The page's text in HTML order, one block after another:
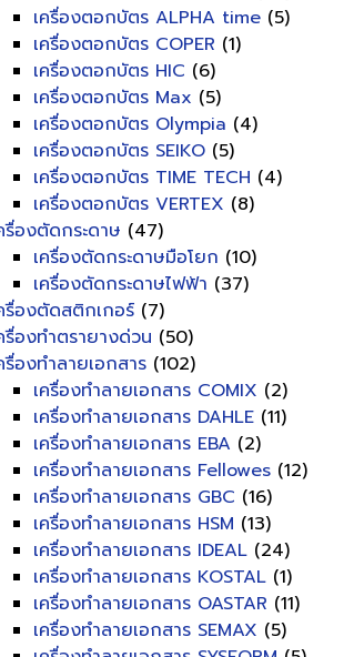
เครื่องตอกบัตร ALPHA time (5)
เครื่องตอกบัตร COPER (1)
เครื่องตอกบัตร HIC (6)
เครื่องตอกบัตร Max (5)
เครื่องตอกบัตร Olympia (4)
เครื่องตอกบัตร SEIKO (5)
เครื่องตอกบัตร TIME TECH (4)
เครื่องตอกบัตร VERTEX (8)
รื่องตัดกระดาษ (47)
เครื่องตัดกระดาษมือโยก (10)
เครื่องตัดกระดาษไฟฟ้า (37)
รื่องตัดสติกเกอร์ (7)
รื่องทำตรายางด่วน (50)
รื่องทำลายเอกสาร (102)
เครื่องทำลายเอกสาร COMIX (2)
เครื่องทำลายเอกสาร DAHLE (11)
เครื่องทำลายเอกสาร EBA (2)
เครื่องทำลายเอกสาร Fellowes (12)
เครื่องทำลายเอกสาร GBC (16)
เครื่องทำลายเอกสาร HSM (13)
เครื่องทำลายเอกสาร IDEAL (24)
เครื่องทำลายเอกสาร KOSTAL (1)
เครื่องทำลายเอกสาร OASTAR (11)
เครื่องทำลายเอกสาร SEMAX (5)